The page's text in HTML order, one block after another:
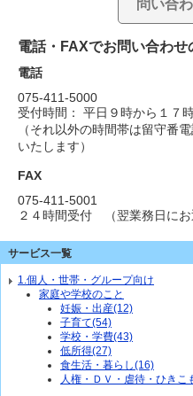
電話・FAXでお問い合わせ
電話
075-411-5000
受付時間： 平日９時から１７
（それ以外の時間帯は留守番
いたします）
FAX
075-411-5001
２４時間受付 （翌業務日にお
サービス一覧
1.個人・世帯・グループ向け
家庭や学校のこと
妊娠・出産(12)
子育て(54)
学校・学費(43)
低所得(27)
食生活・暮らし(16)
人権・ＤＶ・虐待・ひきこ